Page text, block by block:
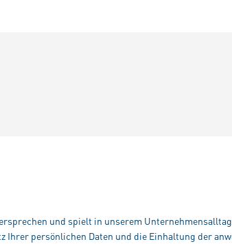
und spielt in unserem
Ihrer persönlichen Daten und die Einhaltung der